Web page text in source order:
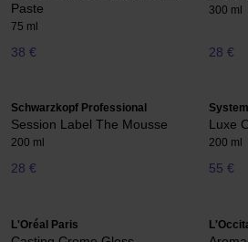
Paste
75 ml
38 €
300 ml
28 €
Schwarzkopf Professional
Session Label The Mousse
200 ml
28 €
Luxe
200 ml
55 €
L'Oréal Paris